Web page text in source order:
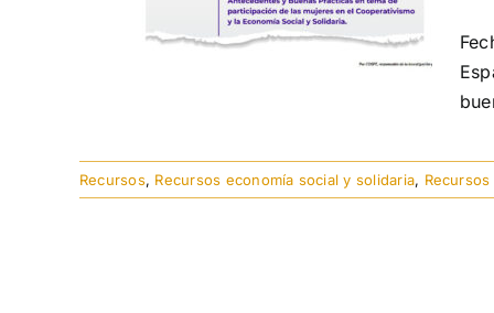
Recursos, Recursos economía social y solidaria, Recursos